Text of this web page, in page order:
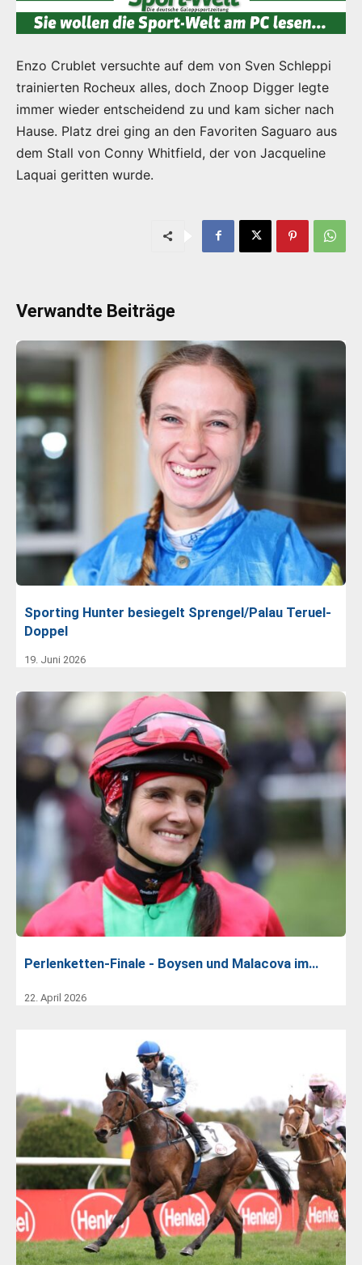
Enzo Crublet versuchte auf dem von Sven Schleppi
trainierten Rocheux alles, doch Znoop Digger legte
immer wieder entscheidend zu und kam sicher nach
Hause. Platz drei ging an den Favoriten Saguaro aus
dem Stall von Conny Whitfield, der von Jacqueline
Laquai geritten wurde.
Verwandte Beiträge
Sporting Hunter besiegelt Sprengel/Palau Teruel-
Doppel
19. Juni 2026
Perlenketten-Finale - Boysen und Malacova im…
22. April 2026